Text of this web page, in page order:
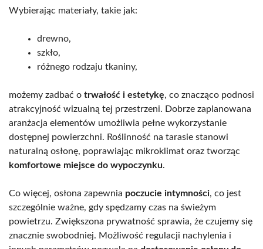
Wybierając materiały, takie jak:
drewno,
szkło,
różnego rodzaju tkaniny,
możemy zadbać o trwałość i estetykę, co znacząco podnosi
atrakcyjność wizualną tej przestrzeni. Dobrze zaplanowana
aranżacja elementów umożliwia pełne wykorzystanie
dostępnej powierzchni. Roślinność na tarasie stanowi
naturalną osłonę, poprawiając mikroklimat oraz tworząc
komfortowe miejsce do wypoczynku.
Co więcej, osłona zapewnia poczucie intymności, co jest
szczególnie ważne, gdy spędzamy czas na świeżym
powietrzu. Zwiększona prywatność sprawia, że czujemy się
znacznie swobodniej. Możliwość regulacji nachylenia i